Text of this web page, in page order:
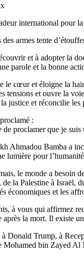
international pour
des armes tente
et à adopter la
parole et la bonne
le cœur et éloigne la
tensions et ouvre la
justice et réconcilie les
:
de proclamer que je
Ahmadou Bamba a
lumière pour
le monde a besoin
la Palestine à Israël,
économiques et les
à vous qui affirmez
la mort. Il existe
à Donald Trump, à
bin Zayed Al